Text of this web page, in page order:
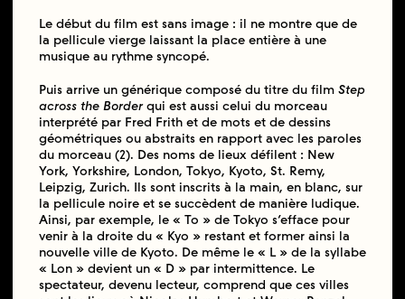
Le début du film est sans image : il ne montre que de
la pellicule vierge laissant la place entière à une
musique au rythme syncopé.
Puis arrive un générique composé du titre du film Step
across the Borderqui est aussi celui du morceau
interprété par Fred Frith et de mots et de dessins
géométriques ou abstraits en rapport avec les paroles
du morceau (2). Des noms de lieux défilent : New
York, Yorkshire, London, Tokyo, Kyoto, St. Remy,
Leipzig, Zurich. Ils sont inscrits à la main, en blanc, sur
la pellicule noire et se succèdent de manière ludique.
Ainsi, par exemple, le « To » de Tokyo s’efface pour
venir à la droite du « Kyo » restant et former ainsi la
nouvelle ville de Kyoto. De même le « L » de la syllabe
« Lon » devient un « D » par intermittence. Le
spectateur, devenu lecteur, comprend que ces villes